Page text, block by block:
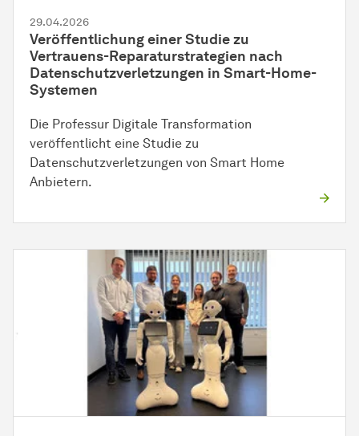
29.04.2026
Veröffentlichung einer Studie zu
Vertrauens-Reparaturstrategien nach
Datenschutzverletzungen in Smart-Home-
Systemen
Die Professur Digitale Transformation
veröffentlicht eine Studie zu
Datenschutzverletzungen von Smart Home
Anbietern.